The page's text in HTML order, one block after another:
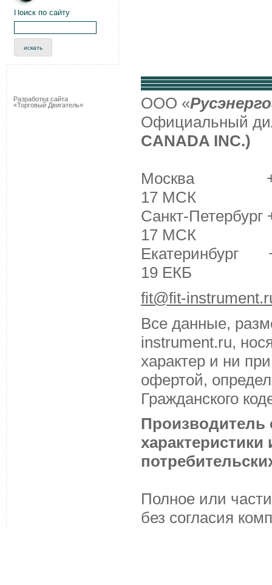
Поиск по сайту
Разработка сайта
«Торговый Двигатель»
ООО «
Официальный
CANADA INC.)
Москва +7
17 МСК
Санкт-
17 МСК
Екатеринбург
19 ЕКБ
fit@fit-
Все данные,
instrument.ru,
характер и ни
офертой,
Гражданского
Производитель
Полное или
без согласия